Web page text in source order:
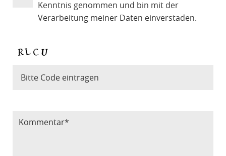
Kenntnis genommen und bin mit der
Verarbeitung meiner Daten einverstaden.